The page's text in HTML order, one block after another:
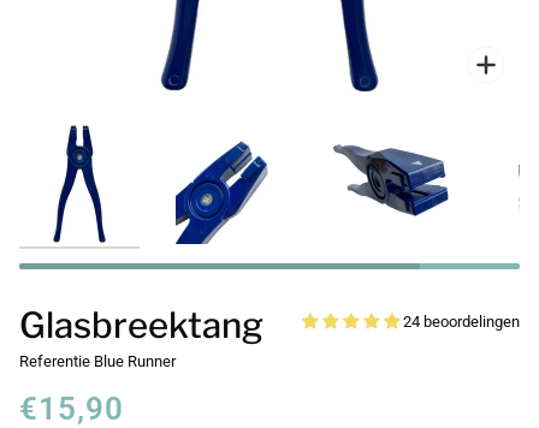
Glasbreektang 24 beoordelingen
Referentie Blue Runner
€15,90